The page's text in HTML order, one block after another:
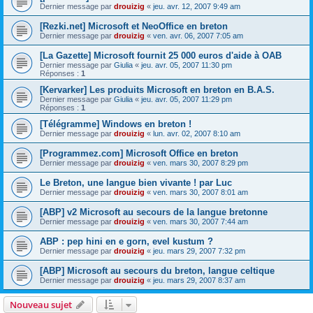
Dernier message par drouizig « jeu. avr. 12, 2007 9:49 am
[Rezki.net] Microsoft et NeoOffice en breton
Dernier message par drouizig « ven. avr. 06, 2007 7:05 am
[La Gazette] Microsoft fournit 25 000 euros d'aide à OAB
Dernier message par Giulia « jeu. avr. 05, 2007 11:30 pm
Réponses : 1
[Kervarker] Les produits Microsoft en breton en B.A.S.
Dernier message par Giulia « jeu. avr. 05, 2007 11:29 pm
Réponses : 1
[Télégramme] Windows en breton !
Dernier message par drouizig « lun. avr. 02, 2007 8:10 am
[Programmez.com] Microsoft Office en breton
Dernier message par drouizig « ven. mars 30, 2007 8:29 pm
Le Breton, une langue bien vivante ! par Luc
Dernier message par drouizig « ven. mars 30, 2007 8:01 am
[ABP] v2 Microsoft au secours de la langue bretonne
Dernier message par drouizig « ven. mars 30, 2007 7:44 am
ABP : pep hini en e gorn, evel kustum ?
Dernier message par drouizig « jeu. mars 29, 2007 7:32 pm
[ABP] Microsoft au secours du breton, langue celtique
Dernier message par drouizig « jeu. mars 29, 2007 8:37 am
Nouveau sujet